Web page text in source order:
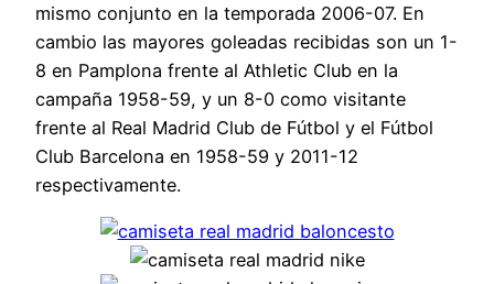
mismo conjunto en la temporada 2006-07. En
cambio las mayores goleadas recibidas son un 1-
8 en Pamplona frente al Athletic Club en la
campaña 1958-59, y un 8-0 como visitante
frente al Real Madrid Club de Fútbol y el Fútbol
Club Barcelona en 1958-59 y 2011-12
respectivamente.